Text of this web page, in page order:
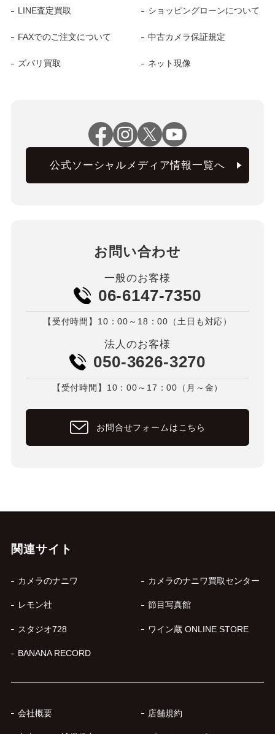
LINE査定買取 ショッピングローンについて
FAXでのご注文について 中古カメラ保証規定
ズバリ買取 ネット現像
公式ソーシャルメディア情報一覧へ
お問い合わせ
一般のお客様
06-6147-7350
【受付時間】10：00～18：00（土日も対応）
法人のお客様
050-3626-3270
【受付時間】10：00～17：00（月～金）
お問合せフォームはこちら
関連サイト
カメラのナニワ カメラのナニワ買取センター
レモン社 節目写真館
スタジオ728 ワイン蔵 ONLINE STORE
BANANA RECORD
会社概要 店舗規約